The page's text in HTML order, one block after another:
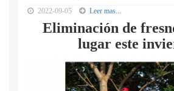
2022-09-05 Leer mas...
Eliminación de
lugar este